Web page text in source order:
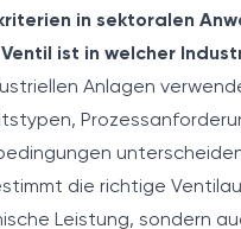
in sektoralen
ist in welcher
Anlagen
die richtige
Leistung, sondern